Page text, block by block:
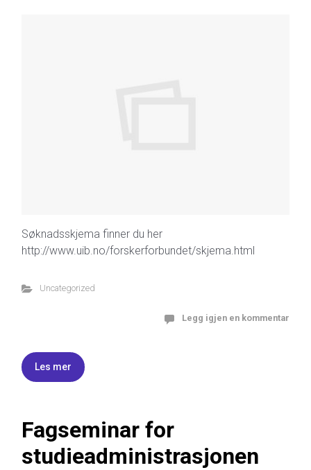
Søknadsskjema finner du her
http://www.uib.no/forskerforbundet/skjema.html
Uncategorized
Legg igjen en kommentar
Les mer
Fagseminar for
studieadministrasjonen